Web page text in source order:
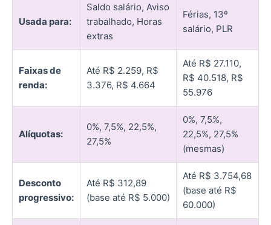
Usada para:
Saldo salário, Aviso
trabalhado, Horas
extras
Férias, 13º
salário, PLR
Faixas de
renda:
Até R$ 2.259, R$
3.376, R$ 4.664
Até R$ 27.110,
R$ 40.518, R$
55.976
Alíquotas:
0%, 7,5%, 22,5%,
27,5%
0%, 7,5%,
22,5%, 27,5%
(mesmas)
Desconto
progressivo:
Até R$ 312,89
(base até R$ 5.000)
Até R$ 3.754,68
(base até R$
60.000)